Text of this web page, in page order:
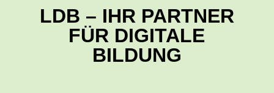
LDB – IHR PARTNER
FÜR DIGITALE
BILDUNG